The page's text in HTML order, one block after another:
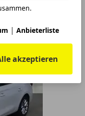
| Anbieterliste
akzeptieren